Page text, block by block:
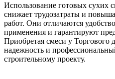
Использование готовых сухих
снижает трудозатраты и
работ. Они отличаются
применения и гарантируют
Приобретая смеси у
надежность и
строительному проекту.